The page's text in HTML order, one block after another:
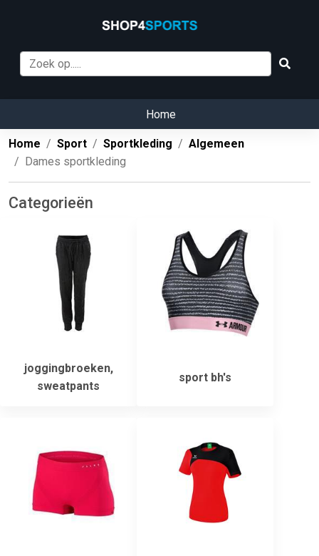
Home
Home Sport Sportkleding
Algemeen
Dames sportkleding
Categorieën
joggingbroeken,
sweatpants
sport bh's